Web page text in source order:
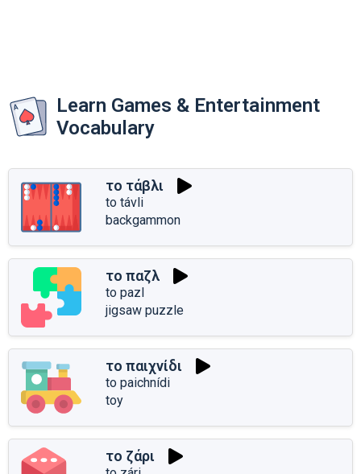
Learn Games & Entertainment
Vocabulary
το τάβλι
to távli
backgammon
το παζλ
to pazl
jigsaw puzzle
το παιχνίδι
to paichnídi
toy
το ζάρι